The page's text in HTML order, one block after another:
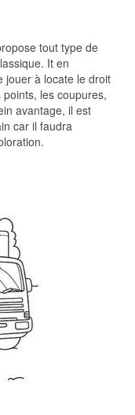
tout type de
It en
jouer à locate le droit
les coupures,
avantage, il est
car il faudra